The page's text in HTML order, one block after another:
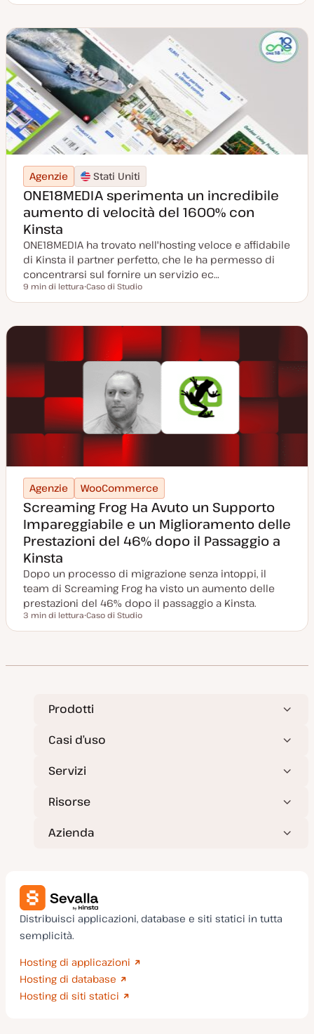
o
t
y
p
e
Agenzie Stati Uniti
ONE18MEDIA sperimenta un incredibile
aumento di velocità del 1600% con
Kinsta
ONE18MEDIA ha trovato nell'hosting veloce e affidabile
di Kinsta il partner perfetto, che le ha permesso di
concentrarsi sul fornire un servizio ec…
Tempo di lettura
9 min di lettura
o
e
Caso di Studio
Agenzie WooCommerce
Screaming Frog Ha Avuto un Supporto
Impareggiabile e un Miglioramento delle
Prestazioni del 46% dopo il Passaggio a
Kinsta
Dopo un processo di migrazione senza intoppi, il
team di Screaming Frog ha visto un aumento delle
prestazioni del 46% dopo il passaggio a Kinsta.
Tempo di lettura
3 min di lettura
o
y
Caso di Studio
Prodotti
Casi d’uso
Servizi
Risorse
Azienda
Distribuisci applicazioni, database e siti statici in tutta
semplicità.
Hosting di applicazioni
Hosting di database
Hosting di siti statici